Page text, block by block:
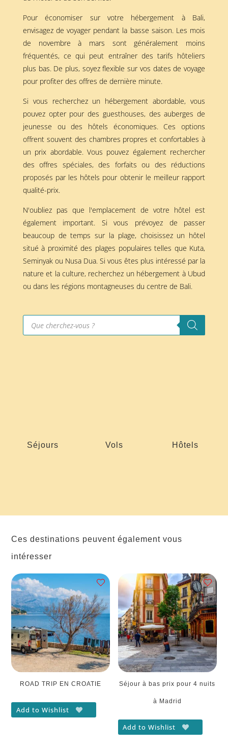
Pour économiser sur votre hébergement à Bali,
envisagez de voyager pendant la basse saison. Les mois
de novembre à mars sont généralement moins
fréquentés, ce qui peut entraîner des tarifs hôteliers
plus bas. De plus, soyez flexible sur vos dates de voyage
pour profiter des offres de dernière minute.
Si vous recherchez un hébergement abordable, vous
pouvez opter pour des guesthouses, des auberges de
jeunesse ou des hôtels économiques. Ces options
offrent souvent des chambres propres et confortables à
un prix abordable. Vous pouvez également rechercher
des offres spéciales, des forfaits ou des réductions
proposés par les hôtels pour obtenir le meilleur rapport
qualité-prix.
N'oubliez pas que l'emplacement de votre hôtel est
également important. Si vous prévoyez de passer
beaucoup de temps sur la plage, choisissez un hôtel
situé à proximité des plages populaires telles que Kuta,
Seminyak ou Nusa Dua. Si vous êtes plus intéressé par la
nature et la culture, recherchez un hébergement à Ubud
ou dans les régions montagneuses du centre de Bali.
Recherche
produits
Séjours Vols Hôtels
Ces destinations peuvent également vous
intéresser
ROAD TRIP EN CROATIE
Add to Wishlist
Séjour à bas prix pour 4 nuits
à Madrid
Add to Wishlist